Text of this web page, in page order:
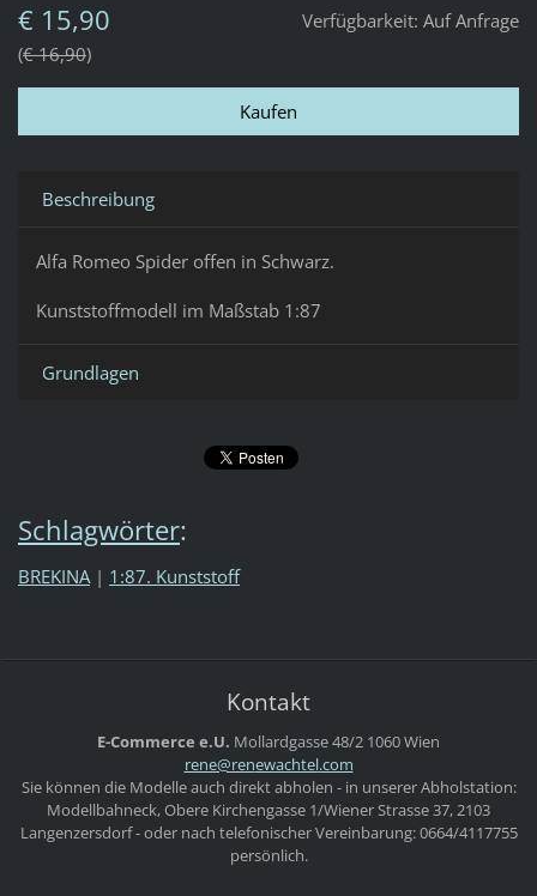
Verfügbarkeit: Auf Anfrage
€ 15,90
€ 16,90
Beschreibung
Alfa Romeo Spider offen in Schwarz.
Kunststoffmodell im Maßstab 1:87
Grundlagen
Schlagwörter:
BREKINA | 1:87. Kunststoff
Kontakt
E-Commerce e.U. Mollardgasse 48/2 1060 Wien
rene@renewachtel.com
Sie können die Modelle auch direkt abholen - in unserer Abholstation:
Modellbahneck, Obere Kirchengasse 1/Wiener Strasse 37, 2103
Langenzersdorf - oder nach telefonischer Vereinbarung: 0664/4117755
persönlich.